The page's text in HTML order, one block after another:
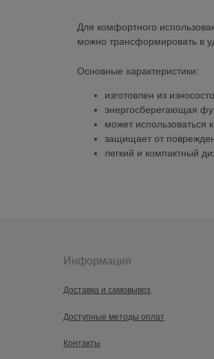
Для комфортного
можно трансформировать в
Основные характеристики:
изготовлен из
энергосберегающая
может использоваться
защищает от
легкий и компактный
Информация
Доставка и самовывоз
Доступные методы оплат
Контакты